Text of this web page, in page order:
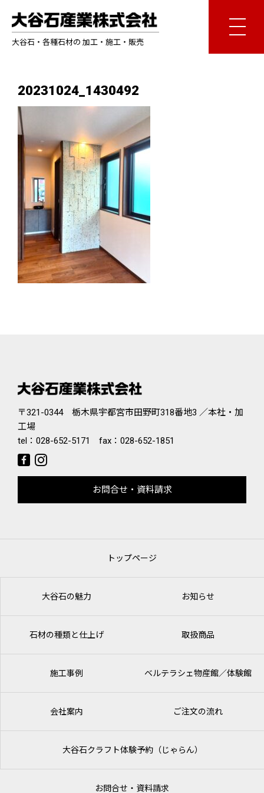
大谷石・各種石材の 加工・施工・販売
20231024_1430492
〒321-0344 栃木県宇都宮市田野町318番地3 ／本社・加
工場
tel： 028-652-5171 fax：028-652-1851
お問合せ・資料請求
トップページ
大谷石の魅力 お知らせ
石材の種類と仕上げ 取扱商品
施工事例 ベルテラシェ物産館／体験館
会社案内 ご注文の流れ
大谷石クラフト体験予約（じゃらん）
お問合せ・資料請求